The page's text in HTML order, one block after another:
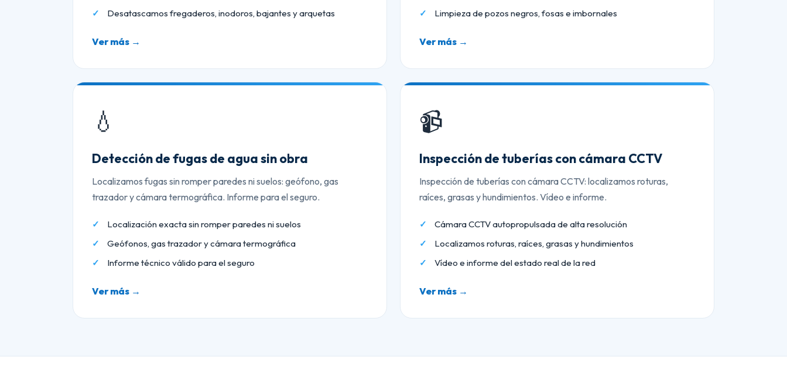
Desatascamos fregaderos, inodoros, bajantes y arquetas
Ver más →
Limpieza de pozos negros, fosas e imbornales
Ver más →
💧
Detección de fugas de agua sin obra
Localizamos fugas sin romper paredes ni suelos: geófono, gas
trazador y cámara termográfica. Informe para el seguro.
Localización exacta sin romper paredes ni suelos
Geófonos, gas trazador y cámara termográfica
Informe técnico válido para el seguro
Ver más →
📹
Inspección de tuberías con cámara CCTV
Inspección de tuberías con cámara CCTV: localizamos roturas,
raíces, grasas y hundimientos. Vídeo e informe.
Cámara CCTV autopropulsada de alta resolución
Localizamos roturas, raíces, grasas y hundimientos
Vídeo e informe del estado real de la red
Ver más →